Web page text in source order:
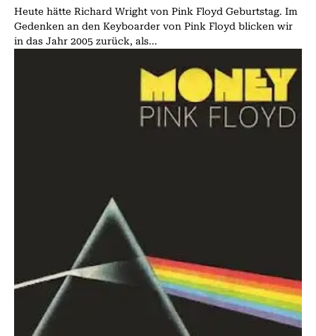
Heute hätte Richard Wright von Pink Floyd Geburtstag. Im
Gedenken an den Keyboarder von Pink Floyd blicken wir
in das Jahr 2005 zurück, als...